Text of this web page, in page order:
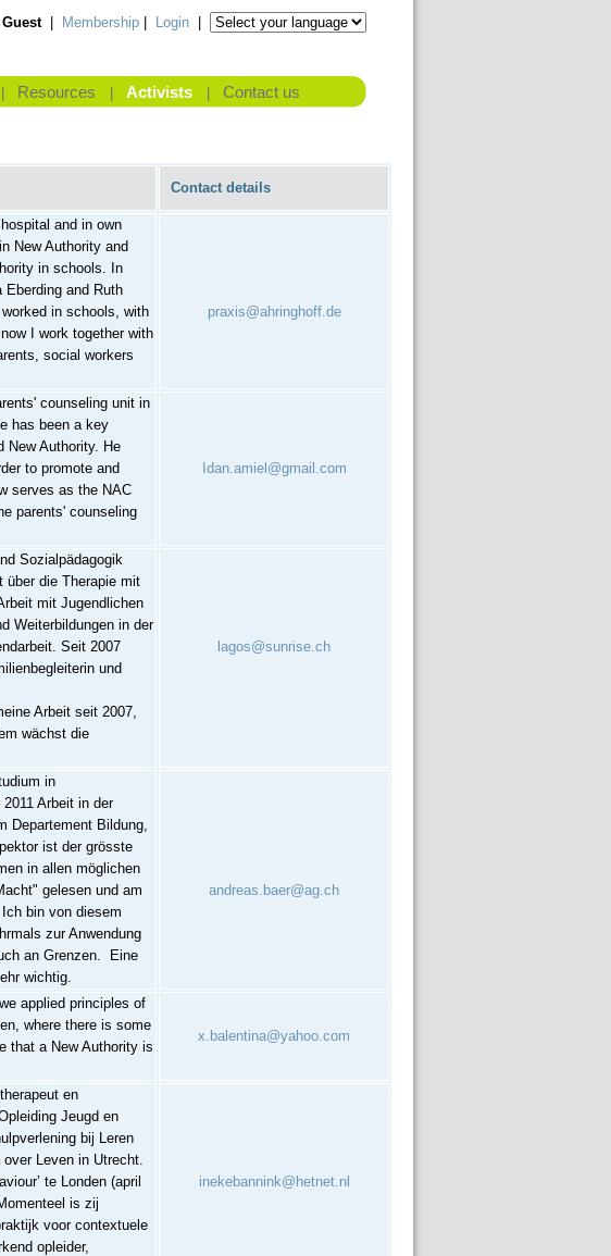
| Membership Login
Resources Activists Contact us
Contact details
and in own
New Authority and
in schools. In
Eberding and Ruth
in schools, with
I work together with
social workers
praxis@ahringhoff.de
counseling unit in
has been a key
New Authority. He
to promote and
serves as the NAC
parents' counseling
Idan.amiel@gmail.com
Sozialpädagogik
über die Therapie mit
mit Jugendlichen
Weiterbildungen in der
Seit 2007
und
Arbeit seit 2007,
wächst die
lagos@sunrise.ch
in
Arbeit in der
Departement Bildung,
ist der grösste
in allen möglichen
gelesen und am
bin von diesem
zur Anwendung
an Grenzen. Eine
wichtig.
andreas.baer@ag.ch
applied principles of
where there is some
that a New Authority is
x.balentina@yahoo.com
en
Jeugd en
bij Leren
Leven in Utrecht.
te Londen (april
is zij
voor contextuele
opleider,
inekebannink@hetnet.nl